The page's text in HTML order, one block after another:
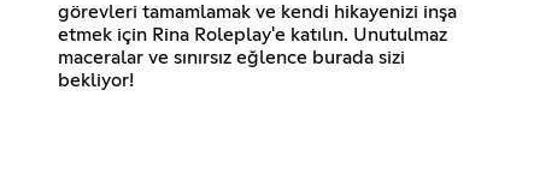
görevleri tamamlamak ve kendi hikayenizi inşa
etmek için Rina Roleplay'e katılın. Unutulmaz
maceralar ve sınırsız eğlence burada sizi
bekliyor!